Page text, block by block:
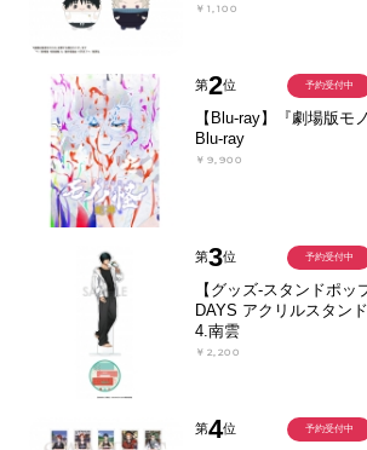
￥1,100
第2位
【Blu-ray】『劇場版モ
Blu-ray
￥9,900
予約受付中
第3位
【グッズ-スタンドポ
DAYS アクリルスタン
4.南雲
￥2,200
予約受付中
第4位 予約受付中